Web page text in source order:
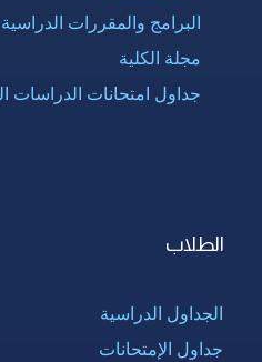
البرامج والمقررات الدراسية
مجلة الكلية
جداول امتحانات الدراسات
الطلاب
الجداول الدراسية
جداول الإمتحانات